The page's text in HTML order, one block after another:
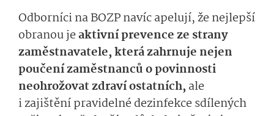
Odborníci na BOZP navíc apelují, že nejlepší
obranou jeaktivní prevence ze strany
zaměstnavatele, která zahrnuje nejen
poučení zaměstnanců o povinnosti
neohrožovat zdraví ostatních,ale
i zajištění pravidelné dezinfekce sdílených